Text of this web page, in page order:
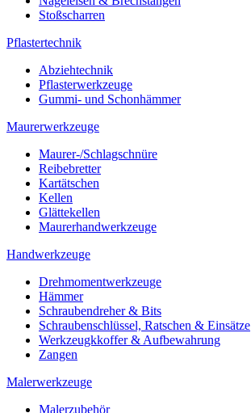
Stoßscharren
Pflastertechnik
Abziehtechnik
Pflasterwerkzeuge
Gummi- und Schonhämmer
Maurerwerkzeuge
Maurer-/Schlagschnüre
Reibebretter
Kartätschen
Kellen
Glättekellen
Maurerhandwerkzeuge
Handwerkzeuge
Drehmomentwerkzeuge
Hämmer
Schraubendreher & Bits
Schraubenschlüssel, Ratschen & Einsätze
Werkzeugkkoffer & Aufbewahrung
Zangen
Malerwerkzeuge
Malerzubehör